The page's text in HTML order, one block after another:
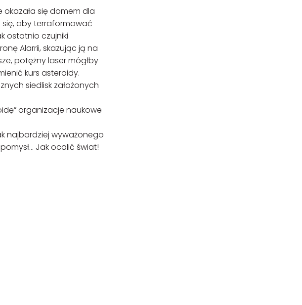
się domem dla
się, aby terraformować
ostatnio czujniki
Alarrii, skazując ją na
potężny laser mógłby
kurs asteroidy.
siedlisk założonych
organizacje naukowe
najbardziej wyważonego
Jak ocalić świat!